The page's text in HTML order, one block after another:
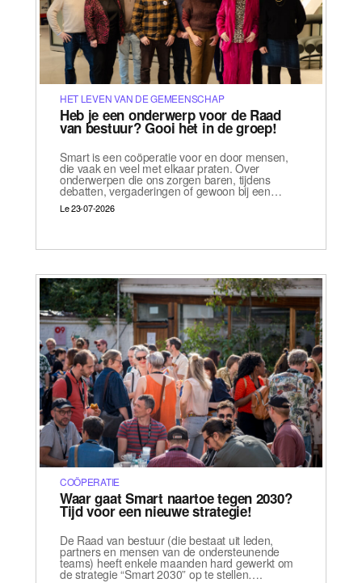
HET LEVEN VAN DE GEMEENSCHAP
Heb je een onderwerp voor de Raad
van bestuur? Gooi het in de groep!
Smart is een coöperatie voor en door mensen,
die vaak en veel met elkaar praten. Over
onderwerpen die ons zorgen baren, tijdens
debatten, vergaderingen of gewoon bij een…
Le 23-07-2026
COÖPERATIE
Waar gaat Smart naartoe tegen 2030?
Tijd voor een nieuwe strategie!
De Raad van bestuur (die bestaat uit leden,
partners en mensen van de ondersteunende
teams) heeft enkele maanden hard gewerkt om
de strategie “Smart 2030” op te stellen….